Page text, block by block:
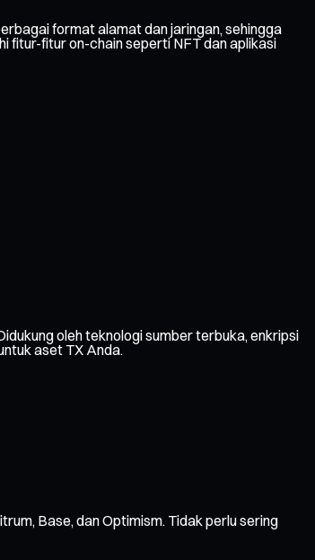
format alamat dan jaringan, sehingga
fitur-fitur on-chain seperti NFT dan aplikasi
oleh teknologi sumber terbuka, enkripsi
aset TX Anda.
Base, dan Optimism. Tidak perlu sering